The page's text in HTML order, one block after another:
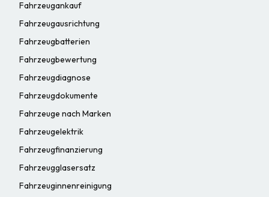
Fahrzeugankauf
Fahrzeugausrichtung
Fahrzeugbatterien
Fahrzeugbewertung
Fahrzeugdiagnose
Fahrzeugdokumente
Fahrzeuge nach Marken
Fahrzeugelektrik
Fahrzeugfinanzierung
Fahrzeugglasersatz
Fahrzeuginnenreinigung